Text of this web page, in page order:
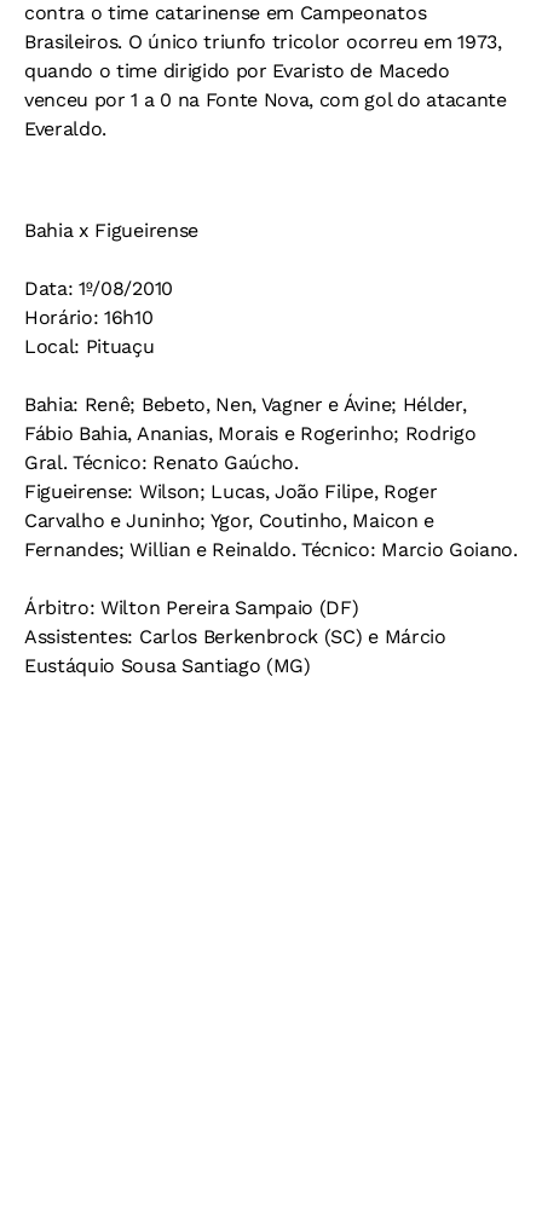
contra o time catarinense em Campeonatos
Brasileiros. O único triunfo tricolor ocorreu em 1973,
quando o time dirigido por Evaristo de Macedo
venceu por 1 a 0 na Fonte Nova, com gol do atacante
Everaldo.
Bahia x Figueirense
Data:1º/08/2010
Horário:16h10
Local: Pituaçu
Bahia: Renê; Bebeto, Nen, Vagner e Ávine; Hélder,
Fábio Bahia, Ananias, Morais e Rogerinho; Rodrigo
Gral.Técnico: Renato Gaúcho.
Figueirense: Wilson; Lucas, João Filipe, Roger
Carvalho e Juninho; Ygor, Coutinho, Maicon e
Fernandes; Willian e Reinaldo.Técnico: Marcio Goiano.
Árbitro:Wilton Pereira Sampaio (DF)
Assistentes: Carlos Berkenbrock (SC) e Márcio
Eustáquio Sousa Santiago (MG)